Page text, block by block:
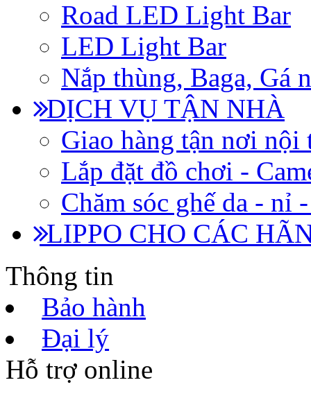
Road LED Light Bar
LED Light Bar
Nắp thùng, Baga, Gá
DỊCH VỤ TẬN NHÀ
Giao hàng tận nơi nội
Lắp đặt đồ chơi -
Chăm sóc ghế da - nỉ
LIPPO CHO CÁC
Thông tin
Bảo hành
Đại lý
Hỗ trợ online